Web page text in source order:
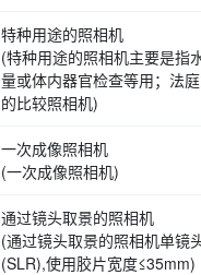
特种用途的照相机
(特种用途的照相机主要是指
量或体内器官检查等用；法
的比较照相机)
一次成像照相机
(一次成像照相机)
通过镜头取景的照相机
(通过镜头取景的照相机单镜
(SLR),使用胶片宽度≤35mm)